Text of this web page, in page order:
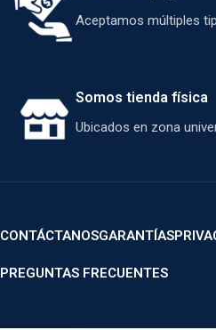
Aceptamos múltiples
Somos tienda física
Ubicados en zona
CONTÁCTANOSGARANTÍAS
PREGUNTAS FRECUENTES